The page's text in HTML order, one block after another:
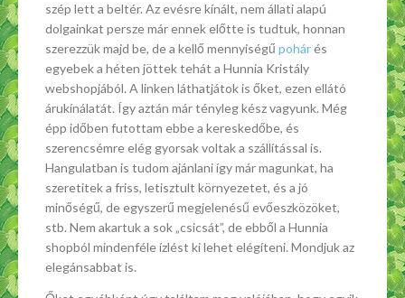
szép lett a beltér. Az evésre kínált, nem állati alapú
dolgainkat persze már ennek előtte is tudtuk, honnan
szerezzük majd be, de a kellő mennyiségű pohárés
egyebek a héten jöttek tehát a Hunnia Kristály
webshopjából. A linken láthatjátok is őket, ezen ellátó
árukínálatát. Így aztán már tényleg kész vagyunk. Még
épp időben futottam ebbe a kereskedőbe, és
szerencsémre elég gyorsak voltak a szállítással is.
Hangulatban is tudom ajánlani így már magunkat, ha
szeretitek a friss, letisztult környezetet, és a jó
minőségű, de egyszerű megjelenésű evőeszközöket,
stb. Nem akartuk a sok „csicsát”, de ebből a Hunnia
shopból mindenféle ízlést ki lehet elégíteni. Mondjuk az
elegánsabbat is.